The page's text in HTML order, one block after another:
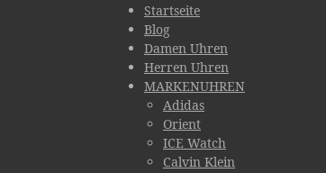
Startseite
Blog
Damen Uhren
Herren Uhren
MARKENUHREN
Adidas
Orient
ICE Watch
Calvin Klein